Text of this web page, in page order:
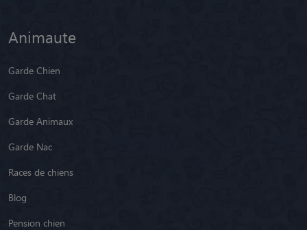
Animaute
Garde Chien
Garde Chat
Garde Animaux
Garde Nac
Races de chiens
Blog
Pension chien